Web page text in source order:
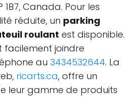
1B7, Canada. Pour les
réduite, un parking
roulant est disponible.
facilement joindre
au 3434532644. La
ricarts.ca, offre un
leur gamme de produits